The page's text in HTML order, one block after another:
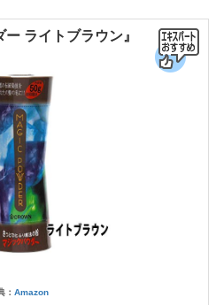
ライトブラウン』
： Amazon